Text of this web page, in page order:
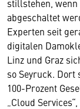
stillstehen,
abgeschaltet
Experten seit
digitalen
Linz und Graz
so Seyruck.
100-Prozent
„Cloud